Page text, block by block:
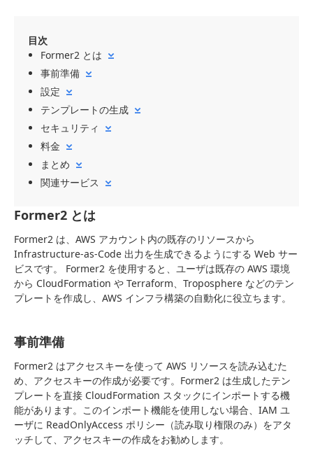
目次
Former2 とは
事前準備
設定
テンプレートの生成
セキュリティ
料金
まとめ
関連サービス
Former2 とは
Former2 は、AWS アカウント内の既存のリソースから
Infrastructure-as-Code 出力を生成できるようにする Web サー
ビスです。 Former2 を使用すると、ユーザは既存の AWS 環境
から CloudFormation や Terraform、Troposphere などのテン
プレートを作成し、AWS インフラ構築の自動化に役立ちます。
事前準備
Former2 はアクセスキーを使って AWS リソースを読み込むた
め、アクセスキーの作成が必要です。Former2 は生成したテン
プレートを直接 CloudFormation スタックにインポートする機
能があります。このインポート機能を使用しない場合、IAM ユ
ーザに ReadOnlyAccess ポリシー（読み取り権限のみ）をアタ
ッチして、アクセスキーの作成をお勧めします。